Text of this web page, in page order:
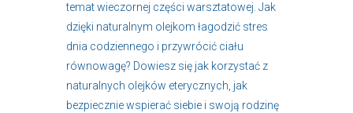
temat wieczornej części warsztatowej. Jak
dzięki naturalnym olejkom łagodzić stres
dnia codziennego i przywrócić ciału
równowagę? Dowiesz się jak korzystać z
naturalnych olejków eterycznych, jak
bezpiecznie wspierać siebie i swoją rodzinę